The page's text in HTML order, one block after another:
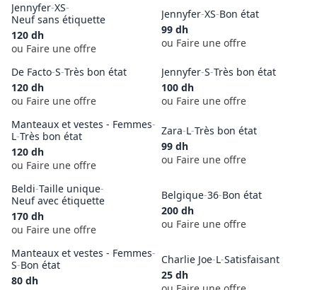
Jennyfer-XS-
Neuf sans étiquette
120 dh
ou Faire une offre
Jennyfer-XS-Bon état
99 dh
ou Faire une offre
De Facto-S-Très bon état
120 dh
ou Faire une offre
Jennyfer-S-Très bon état
100 dh
ou Faire une offre
Manteaux et vestes - Femmes-
L-Très bon état
120 dh
ou Faire une offre
Zara-L-Très bon état
99 dh
ou Faire une offre
Beldi-Taille unique-
Neuf avec étiquette
170 dh
ou Faire une offre
Belgique-36-Bon état
200 dh
ou Faire une offre
Manteaux et vestes - Femmes-
S-Bon état
80 dh
Charlie Joe-L-Satisfaisant
25 dh